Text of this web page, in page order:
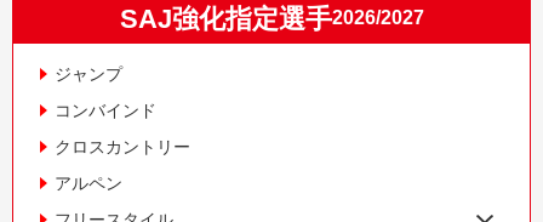
SAJ強化指定選手2026/2027
ジャンプ
コンバインド
クロスカントリー
アルペン